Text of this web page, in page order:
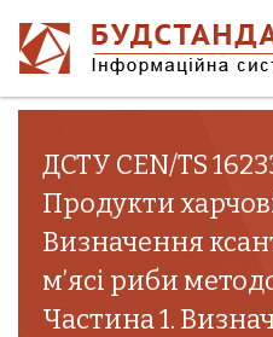
ДСТУ CEN/TS
Продукти
Визначення
м’ясі риби
Частина 1.